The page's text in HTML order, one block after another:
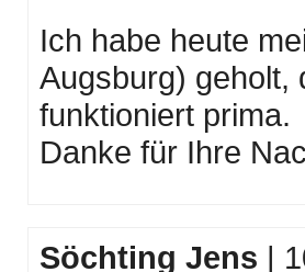
Ich habe heute
Augsburg) geholt,
funktioniert prima.
Danke für Ihre
Söchting Jens |